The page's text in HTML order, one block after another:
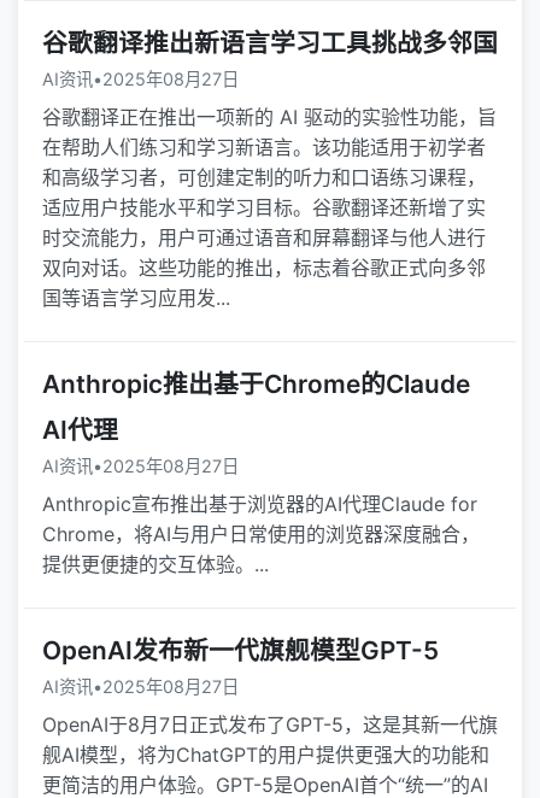
谷歌翻译推出新语言学习工具挑战多邻国
AI资讯•2025年08月27日
谷歌翻译正在推出一项新的 AI 驱动的实验性功能，旨
在帮助人们练习和学习新语言。该功能适用于初学者
和高级学习者，可创建定制的听力和口语练习课程，
适应用户技能水平和学习目标。谷歌翻译还新增了实
时交流能力，用户可通过语音和屏幕翻译与他人进行
双向对话。这些功能的推出，标志着谷歌正式向多邻
国等语言学习应用发...
Anthropic推出基于Chrome的Claude
AI代理
AI资讯•2025年08月27日
Anthropic宣布推出基于浏览器的AI代理Claude for
Chrome，将AI与用户日常使用的浏览器深度融合，
提供更便捷的交互体验。...
OpenAI发布新一代旗舰模型GPT-5
AI资讯•2025年08月27日
OpenAI于8月7日正式发布了GPT-5，这是其新一代旗
舰AI模型，将为ChatGPT的用户提供更强大的功能和
更简洁的用户体验。GPT-5是OpenAI首个“统一”的AI